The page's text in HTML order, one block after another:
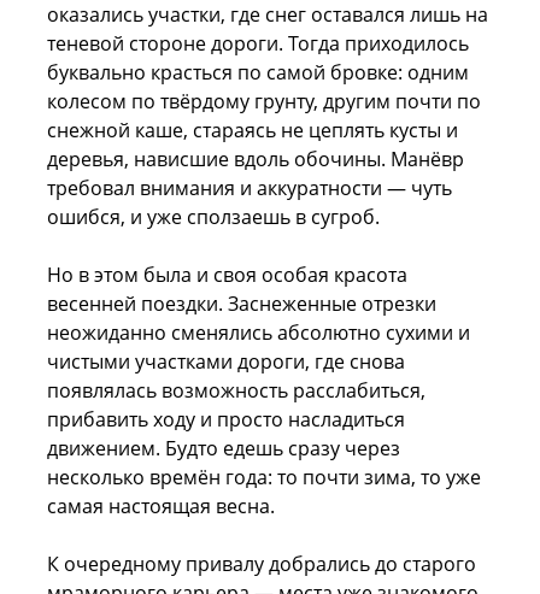
оказались участки, где снег оставался лишь на
теневой стороне дороги. Тогда приходилось
буквально красться по самой бровке: одним
колесом по твёрдому грунту, другим почти по
снежной каше, стараясь не цеплять кусты и
деревья, нависшие вдоль обочины. Манёвр
требовал внимания и аккуратности — чуть
ошибся, и уже сползаешь в сугроб.
Но в этом была и своя особая красота
весенней поездки. Заснеженные отрезки
неожиданно сменялись абсолютно сухими и
чистыми участками дороги, где снова
появлялась возможность расслабиться,
прибавить ходу и просто насладиться
движением. Будто едешь сразу через
несколько времён года: то почти зима, то уже
самая настоящая весна.
К очередному привалу добрались до старого